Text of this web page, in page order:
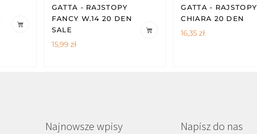
GATTA - RAJSTOPY
FANCY W.14 20 DEN
SALE
15,99 zł
GATTA - RAJSTOPY
CHIARA 20 DEN
16,35 zł
Najnowsze wpisy Napisz do nas